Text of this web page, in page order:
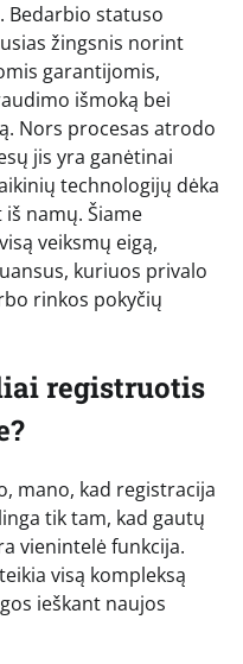
Bedarbio statuso
žingsnis norint
garantijomis,
išmoką bei
Nors procesas atrodo
jis yra ganėtinai
technologijų dėka
namų. Šiame
veiksmų eigą,
kuriuos privalo
rinkos pokyčių
registruotis
mano, kad registracija
tik tam, kad gautų
vienintelė funkcija.
visą kompleksą
ieškant naujos